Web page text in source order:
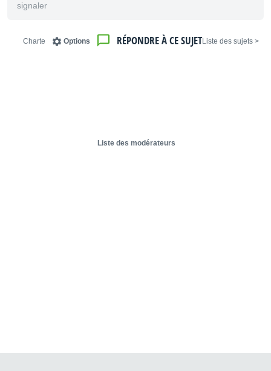
signaler
< Liste des sujets
RÉPONDRE À CE SUJET
Options
Charte
Liste des modérateurs